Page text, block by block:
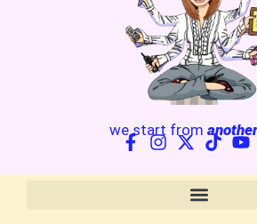
we start from